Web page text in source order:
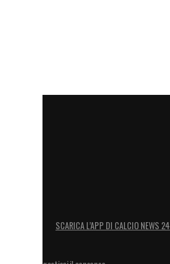
SCARICA L’APP DI CALCIO NEWS 24